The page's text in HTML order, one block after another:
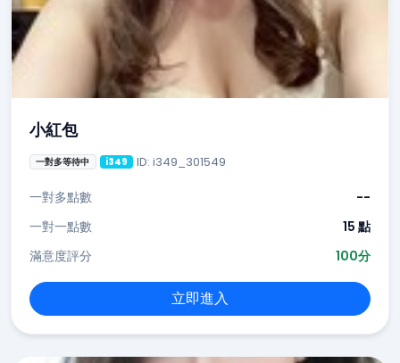
小紅包
一對多等待中 i349 ID: i349_301549
一對多點數
--
一對一點數
15 點
滿意度評分
100分
立即進入